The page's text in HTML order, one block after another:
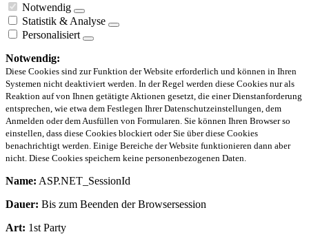
Notwendig
Statistik & Analyse
Personalisiert
Notwendig:
Diese Cookies sind zur Funktion der Website erforderlich und können in Ihren
Systemen nicht deaktiviert werden. In der Regel werden diese Cookies nur als
Reaktion auf von Ihnen getätigte Aktionen gesetzt, die einer Dienstanforderung
entsprechen, wie etwa dem Festlegen Ihrer Datenschutzeinstellungen, dem
Anmelden oder dem Ausfüllen von Formularen. Sie können Ihren Browser so
einstellen, dass diese Cookies blockiert oder Sie über diese Cookies
benachrichtigt werden. Einige Bereiche der Website funktionieren dann aber
nicht. Diese Cookies speichern keine personenbezogenen Daten.
Name: ASP.NET_SessionId
Dauer: Bis zum Beenden der Browsersession
Art: 1st Party